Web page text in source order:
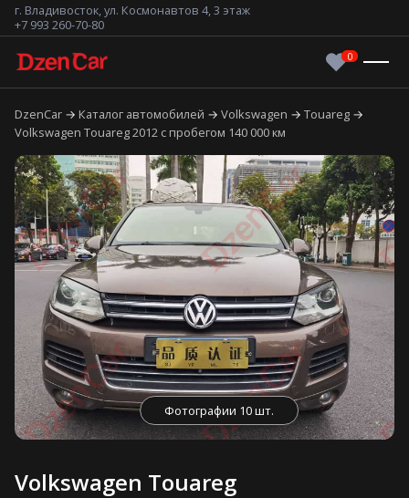
г. Владивосток, ул. Космонавтов 4, 3 этаж
+7 993 260-70-80
DzenCar Каталог автомобилей Volkswagen
Touareg
Volkswagen Touareg 2012 с пробегом 140 000 км
Фотографии 10 шт.
Volkswagen Touareg